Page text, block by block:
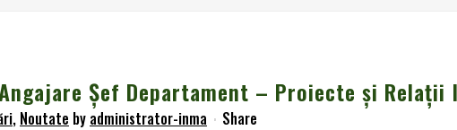
Şef Departament – Proiecte şi
, Noutate by administrator-inma Share